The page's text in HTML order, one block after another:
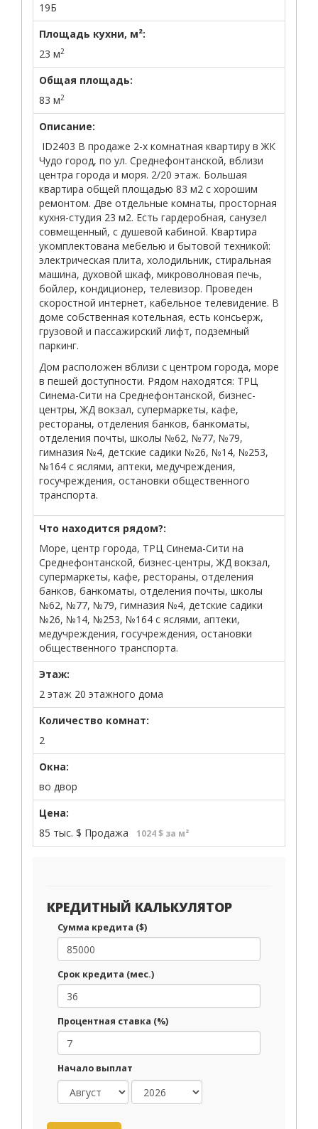
19Б
Площадь кухни, м²:
23 м2
Общая площадь:
83 м2
Описание:
ID2403 В продаже 2-х комнатная квартиру в ЖК
Чудо город, по ул. Среднефонтанской, вблизи
центра города и моря. 2/20 этаж. Большая
квартира общей площадью 83 м2 с хорошим
ремонтом. Две отдельные комнаты, просторная
кухня-студия 23 м2. Есть гардеробная, санузел
совмещенный, с душевой кабиной. Квартира
укомплектована мебелью и бытовой техникой:
электрическая плита, холодильник, стиральная
машина, духовой шкаф, микроволновая печь,
бойлер, кондиционер, телевизор. Проведен
скоростной интернет, кабельное телевидение. В
доме собственная котельная, есть консьерж,
грузовой и пассажирский лифт, подземный
паркинг.
Дом расположен вблизи с центром города, море
в пешей доступности. Рядом находятся: ТРЦ
Синема-Сити на Среднефонтанской, бизнес-
центры, ЖД вокзал, супермаркеты, кафе,
рестораны, отделения банков, банкоматы,
отделения почты, школы №62, №77, №79,
гимназия №4, детские садики №26, №14, №253,
№164 с яслями, аптеки, медучреждения,
госучреждения, остановки общественного
транспорта.
Что находится рядом?:
Море, центр города, ТРЦ Синема-Сити на
Среднефонтанской, бизнес-центры, ЖД вокзал,
супермаркеты, кафе, рестораны, отделения
банков, банкоматы, отделения почты, школы
№62, №77, №79, гимназия №4, детские садики
№26, №14, №253, №164 с яслями, аптеки,
медучреждения, госучреждения, остановки
общественного транспорта.
Этаж:
2 этаж 20 этажного дома
Количество комнат:
2
Окна:
во двор
Цена:
85 тыс. $ Продажа 1024 $ за м²
КРЕДИТНЫЙ КАЛЬКУЛЯТОР
Сумма кредита ($)
Срок кредита (мес.)
Процентная ставка (%)
Начало выплат